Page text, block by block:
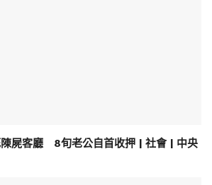
陳屍客廳 8旬老公自首收押 | 社會 | 中央